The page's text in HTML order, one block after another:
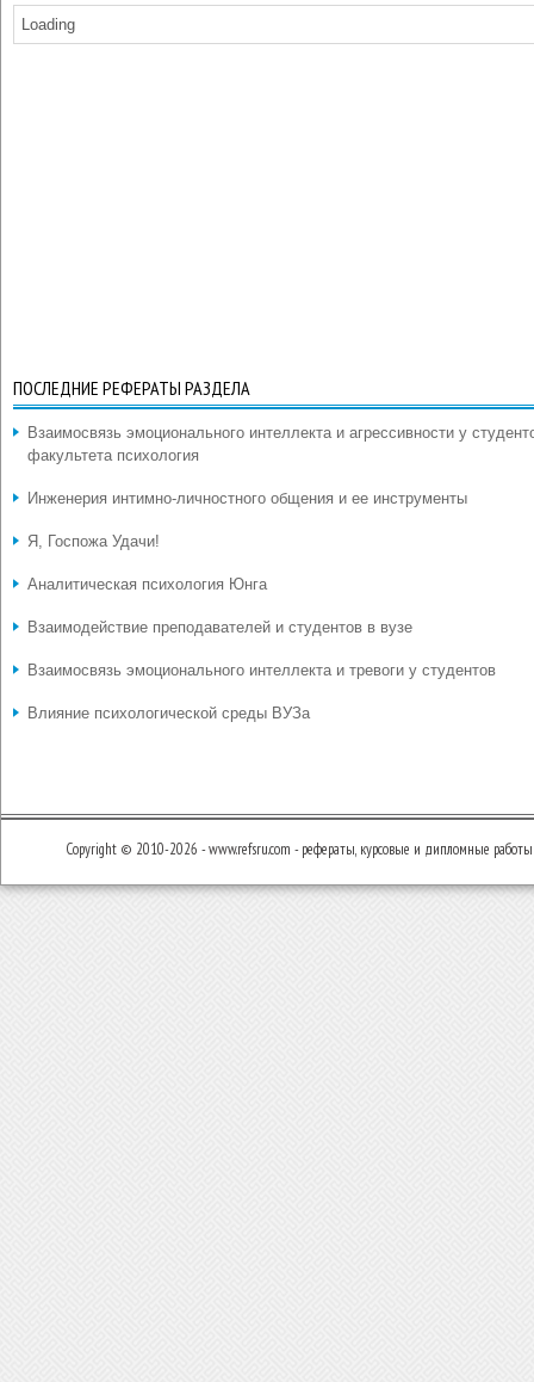
Loading
ПОСЛЕДНИЕ РЕФЕРАТЫ РАЗДЕЛА
Взаимосвязь эмоционального интеллекта и агрессивности у
факультета психология
Инженерия интимно-личностного общения и ее инструменты
Я, Госпожа Удачи!
Аналитическая психология Юнга
Взаимодействие преподавателей и студентов в вузе
Взаимосвязь эмоционального интеллекта и тревоги у студентов
Влияние психологической среды ВУЗа
Copyright © 2010-2026 - www.refsru.com - рефераты, курсовые и дипломные работы